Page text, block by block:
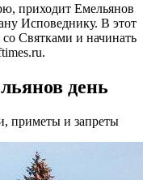
приходит Емельянов
Исповеднику. В этот
Святками и начинать
день